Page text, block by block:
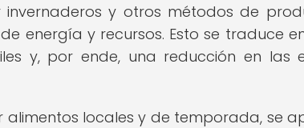
invernaderos y otros métodos de
energía y recursos. Esto se traduce
y, por ende, una reducción en las
locales y de temporada, se